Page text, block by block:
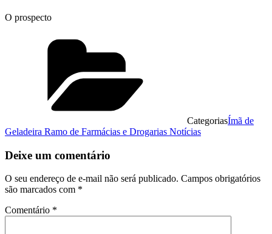
O prospecto
CategoriasÍmã de
Geladeira Ramo de Farmácias e Drogarias Notícias
Deixe um comentário
O seu endereço de e-mail não será publicado. Campos obrigatórios
são marcados com *
Comentário *